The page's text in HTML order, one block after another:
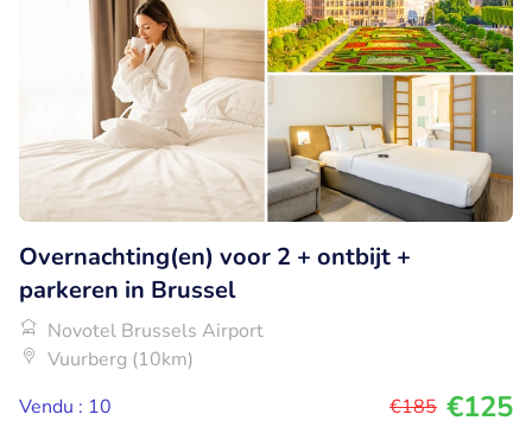
Overnachting(en) voor 2 + ontbijt +
parkeren in Brussel
Novotel Brussels Airport
Vuurberg (10km)
Vendu : 10
€185 €125